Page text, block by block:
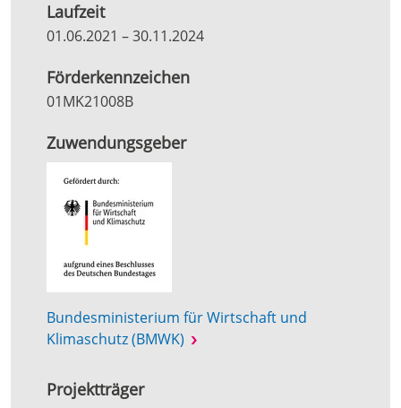
Laufzeit
01.06.2021 –30.11.2024
Förderkennzeichen
01MK21008B
Zuwendungsgeber
Bundesministerium für Wirtschaft und
Klimaschutz (BMWK)
Projektträger